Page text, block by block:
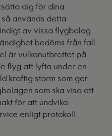
dig för dina
används detta
av vissa flygbolag.
bedöms från fall
är vulkanutbrottet på
flyg att lyfta under en
kraftig storm som ger
som ska visa att
för att undvika
enligt protokoll.